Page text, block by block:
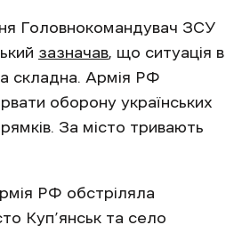
Головнокомандувач ЗСУ
зазначав, що ситуація в
складна. Армія РФ
оборону українських
За місто тривають
РФ обстріляла
Куп’янськ та село